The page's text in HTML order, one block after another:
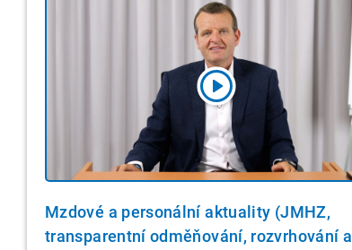
Mzdové a personální aktuality (JMHZ,
transparentní odměňování, rozvrhování a